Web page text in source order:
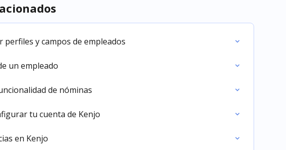
perfiles y campos de empleados
un empleado
de nóminas
tu cuenta de Kenjo
en Kenjo